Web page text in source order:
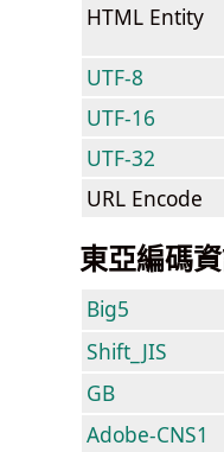
HTML Entity
UTF-8
UTF-16
UTF-32
URL Encode
東亞編碼
Big5
Shift_JIS
GB
Adobe-CNS1